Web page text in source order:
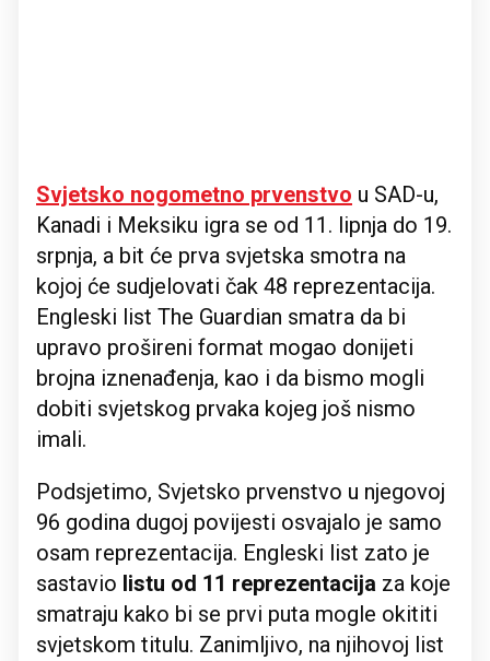
Svjetsko nogometno prvenstvo u SAD-u,
Kanadi i Meksiku igra se od 11. lipnja do 19.
srpnja, a bit će prva svjetska smotra na
kojoj će sudjelovati čak 48 reprezentacija.
Engleski list The Guardian smatra da bi
upravo prošireni format mogao donijeti
brojna iznenađenja, kao i da bismo mogli
dobiti svjetskog prvaka kojeg još nismo
imali.
Podsjetimo, Svjetsko prvenstvo u njegovoj
96 godina dugoj povijesti osvajalo je samo
osam reprezentacija. Engleski list zato je
sastavio listu od 11 reprezentacija za koje
smatraju kako bi se prvi puta mogle okititi
svjetskom titulu. Zanimljivo, na njihovoj list